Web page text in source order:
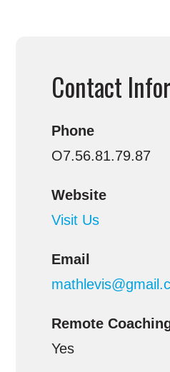
Contact
Phone
O7.56.81.79.87
Website
Visit Us
Email
Remote
Yes